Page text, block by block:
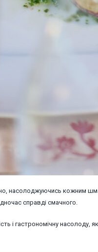
насолоджуючись кожним
справді смачного.
і гастрономічну насолоду,